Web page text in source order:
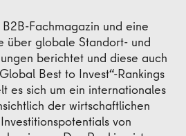
Fachmagazin und eine
über globale Standort- und
berichtet und diese auch
Best to Invest“-Rankings
es sich um ein internationales
der wirtschaftlichen
von